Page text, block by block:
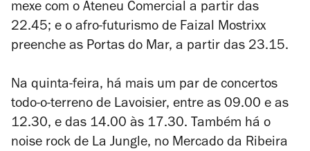
mexe com o Ateneu Comercial a partir das
22.45; e o afro-futurismo de Faizal Mostrixx
preenche as Portas do Mar, a partir das 23.15.
Na quinta-feira, há mais um par de concertos
todo-o-terreno de Lavoisier, entre as 09.00 e as
12.30, e das 14.00 às 17.30. Também há o
noise rock de La Jungle, no Mercado da Ribeira